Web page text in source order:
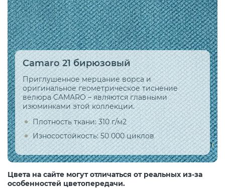
Camaro 21 бирюзовый
Приглушенное мерцание ворса и
оригинальное геометрическое тиснение
велюра CAMARO – являются главными
изюминками этой коллекции.
Плотность ткани: 310 г/м2
Износостойкость: 50 000 циклов
Цвета на сайте могут отличаться от реальных из-за
особенностей цветопередачи.